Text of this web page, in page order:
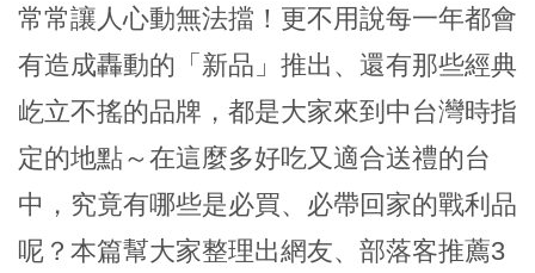
常常讓人心動無法擋！更不用說每一年都會
有造成轟動的「新品」推出、還有那些經典
屹立不搖的品牌，都是大家來到中台灣時指
定的地點～在這麼多好吃又適合送禮的台
中，究竟有哪些是必買、必帶回家的戰利品
呢？本篇幫大家整理出網友、部落客推薦3